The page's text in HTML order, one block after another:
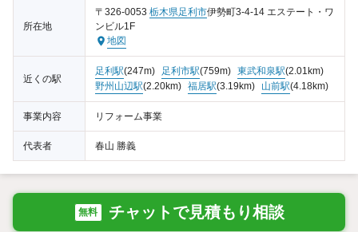
所在地
〒326-0053 栃木県足利市伊勢町3-4-14 エステート・ワ
ンビル1F
地図
近くの駅
足利駅(247m) 足利市駅(759m) 東武和泉駅(2.01km)
野州山辺駅(2.20km) 福居駅(3.19km) 山前駅(4.18km)
事業内容 リフォーム事業
代表者 春山 勝義
無料 チャットで見積もり相談